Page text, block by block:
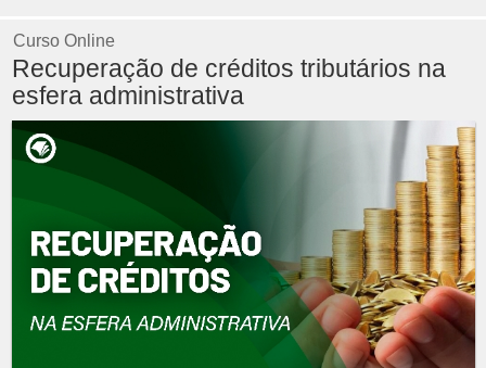
Curso Online
Recuperação de créditos tributários na
esfera administrativa